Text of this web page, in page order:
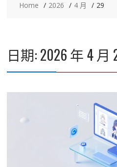
Home 2026 4 月 29
日期:2026 年 4 月